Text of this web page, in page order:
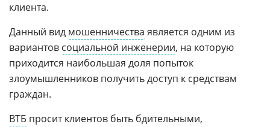
клиента.
Данный вид мошенничества является одним из
вариантов социальной инженерии, на которую
приходится наибольшая доля попыток
злоумышленников получить доступ к средствам
граждан.
ВТБ просит клиентов быть бдительными,